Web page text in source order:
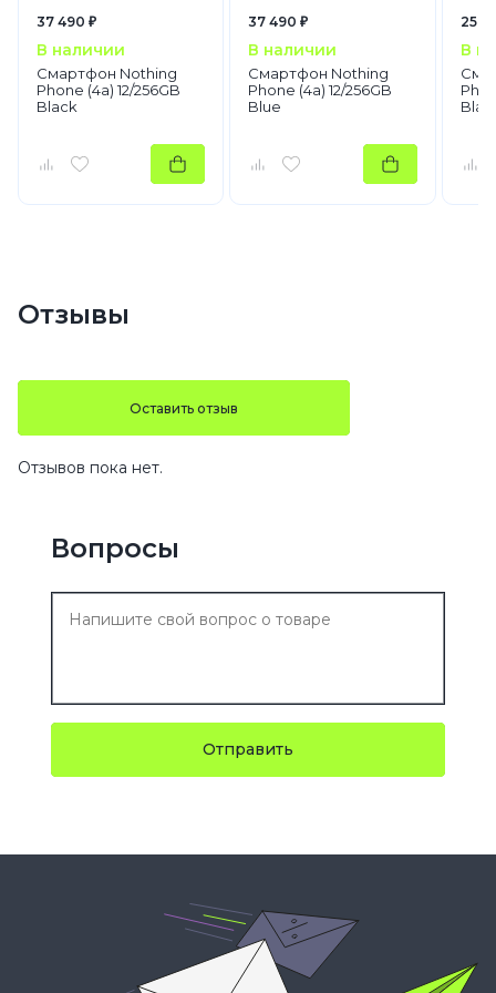
37 490 ₽
В наличии
Смартфон Nothing
Phone (4a) 12/256GB
Black
37 490 ₽
В наличии
Смартфон Nothing
Phone (4a) 12/256GB
Blue
25
В
Отзывы
Оставить отзыв
Отзывов пока нет.
Вопросы
Отправить